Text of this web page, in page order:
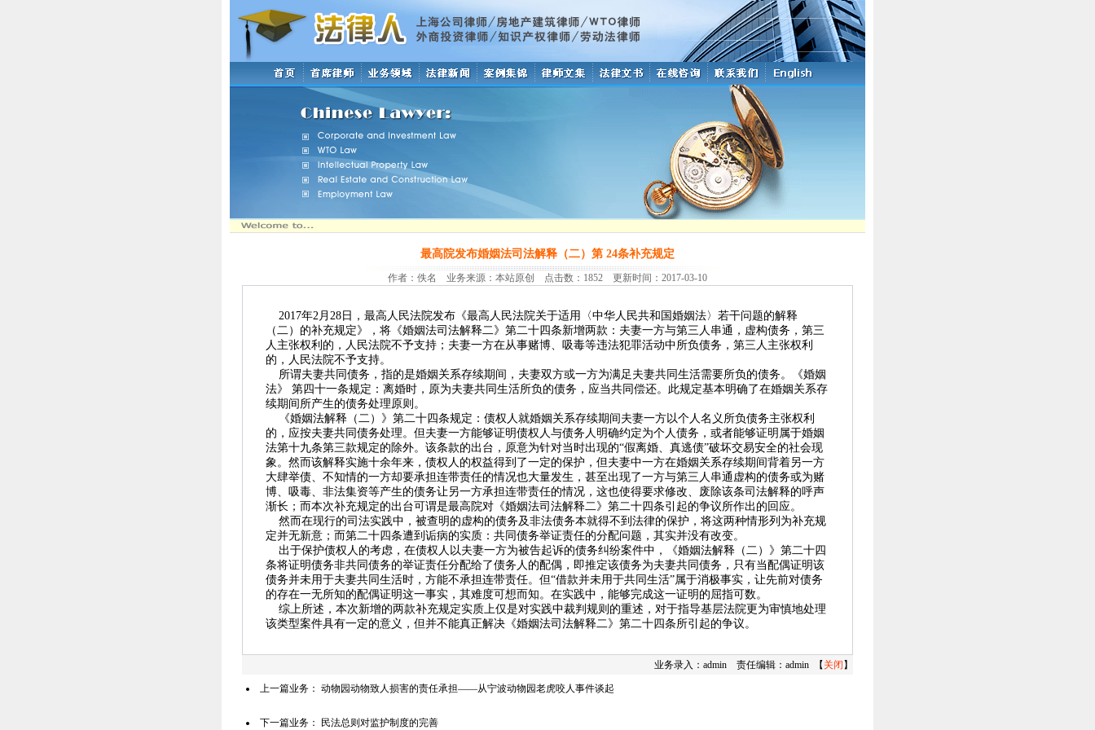
最高院发布婚姻法司法解释（二）第 24条补充规定
作者：佚名 业务来源：本站原创 点击数：1852 更新时间：2017-03-10
2017年2月28日 ， 最高人民法院发布《最高人民法院关于适用〈中华人民共和国婚姻法〉若干问题的解释
（二）的补充规定》
， 将《婚姻法司法解释二》 第二十四条新增两款：夫妻一方与第三人串通，虚构债务，第三
人主张权利的，人民法院不予支持；夫妻一方在从事赌博、吸毒等违法犯罪活动中所负债务，第三人主张权利
的，人民法院不予支持。
所谓夫妻共同债务 ， 指的是婚姻关系存续期间，夫妻双方或一方为满足夫妻共同生活需要所负的债务。《婚姻
法》
第四十一条规定：离婚时，原为夫妻共同生活所负的债务，应当共同偿还。此规定基本明确了在婚姻关系存
续期间所产生的债务处理原则。
《婚姻法解释（二）》第二十四条规定：债权人就婚姻关系存续期间夫妻一方以个人名义所负债务主张权利
的，应按夫妻共同债务处理。但夫妻一方能够证明债权人与债务人明确约定为个人债务，或者能够证明属于婚姻
法第十九条第三款规定的除外。 该条款的出台，原意为针对当时出现的“假离婚、真逃债”破坏交易安全的社会现
象。然而该解释实施十余年来，债权人的权益得到了一定的保护，但夫妻中一方在婚姻关系存续期间背着另一方
大肆举债、不知情的一方却要承担连带责任的情况也大量发生， 甚至出现了一方与第三人串通 虚构的债务或为赌
博、吸毒、非法集资等产生的债务让另一方承担连带责任的情况，这也使得要求修改、废除该条司法解释的呼声
渐长；而本次补充规定的出台可谓是最高院对 《婚姻法司法解释二》 第二十四条引起的争议所作出的回应。
然而在现行的司法实践中，被查明的虚构的债务及非法债务本就得不到 法律的保护 ，将这两种情形列为补充规
定并无新意；而第二十四条遭到诟病的实质： 共同债务举证责任的分配问题，其实并没有改变。
出于保护债权人的考虑，在债权人以夫妻一方为被告起诉的债务纠纷案件中，
《婚姻法解释（二）》第二十四
条将证明债务非共同债务的举证责任分配给了债务人的配偶 ， 即推定该债务为夫妻共同债务，只有当配偶证明该
债务并未用于夫妻共同生活时，方能不承担连带责任。但“借款并未用于共同生活”属于消极事实，让先前对债务
的存在一无所知的配偶证明这一事实，其难度可想而知。在实践中，能够完成这一证明的屈指可数。
综上所述，本次新增的两款补充规定实质上仅是对实践中裁判规则的重述 ，对于指导基层法院更为审慎地处理
该类型案件具有一定的意义，但并不能真正解决《婚姻法司法解释二》 第二十四条所引起的争议。
业务录入：admin 责任编辑：admin 【 关闭 】
上一篇业务： 动物园动物致人损害的责任承担——从宁波动物园老虎咬人事件谈起
下一篇业务： 民法总则对监护制度的完善